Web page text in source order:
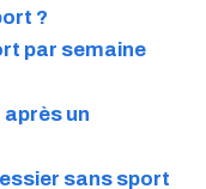
?
par semaine
un
sans sport